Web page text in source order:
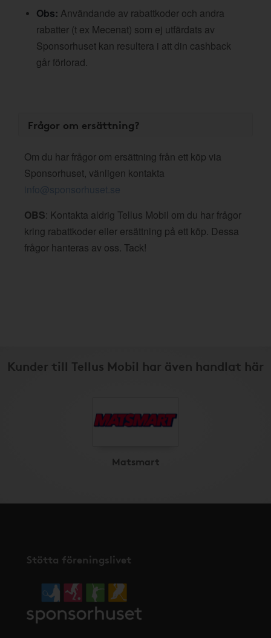
Obs: Användande av rabattkoder och andra
rabatter (t ex Mecenat) som ej utfärdats av
Sponsorhuset kan resultera i att din cashback
går förlorad.
Frågor om ersättning?
Om du har frågor om ersättning från ett köp via
Sponsorhuset, vänligen kontakta
info@sponsorhuset.se
OBS: Kontakta aldrig Tellus Mobil om du har frågor
kring rabattkoder eller ersättning på ett köp. Dessa
frågor hanteras av oss. Tack!
Kunder till Tellus Mobil har även handlat här
Matsmart
Stötta föreningslivet